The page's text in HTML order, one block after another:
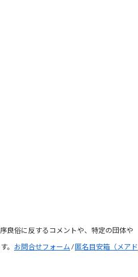
良俗に反するコメントや、特定の団体や
。 お問合せフォーム /匿名目安箱（メアド